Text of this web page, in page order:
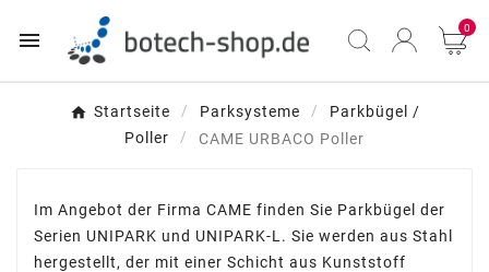
 0
Startseite Parksysteme
Parkbügel /
Poller
CAME URBACO Poller
Im Angebot der Firma CAME finden Sie Parkbügel der
Serien UNIPARK und UNIPARK-L. Sie werden aus Stahl
hergestellt, der mit einer Schicht aus Kunststoff